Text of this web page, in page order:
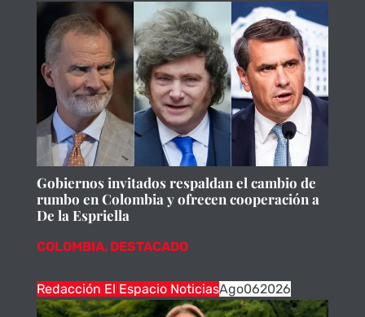
Gobiernos invitados respaldan el cambio de
rumbo en Colombia y ofrecen cooperación a
De la Espriella
COLOMBIA, DESTACADO
Redacción El Espacio NoticiasAgo062026